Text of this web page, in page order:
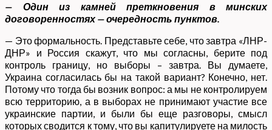
— Один из камней преткновения в минских
договоренностях — очередность пунктов.
— Это формальность. Представьте себе, что завтра «ЛНР-
ДНР» и Россия скажут, что мы согласны, берите под
контроль границу, но выборы – завтра. Вы думаете,
Украина согласилась бы на такой вариант? Конечно, нет.
Потому что тогда бы возник вопрос: а мы не контролируем
всю территорию, а в выборах не принимают участие все
украинские партии, и были бы еще разговоры, смысл
которых сводится к тому, что вы капитулируете на милость